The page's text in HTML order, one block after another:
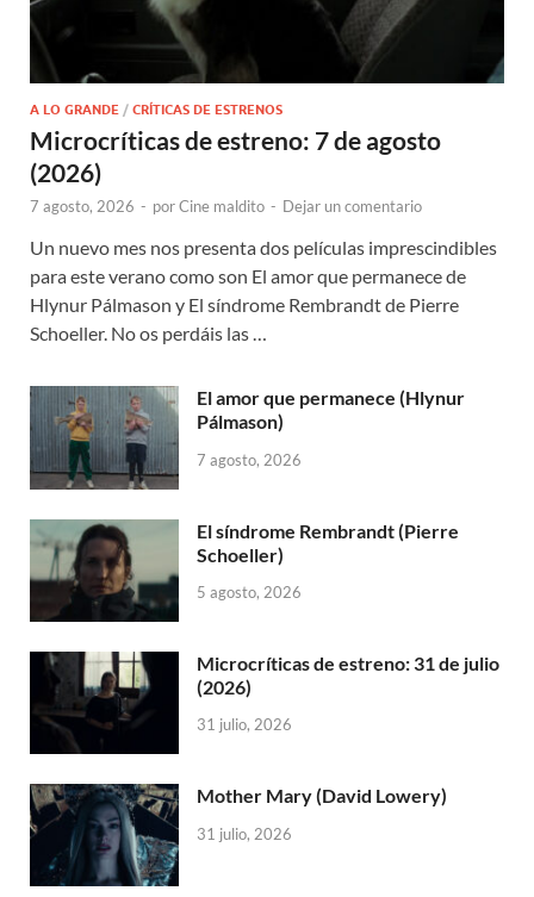
A LO GRANDE / CRÍTICAS DE ESTRENOS
Microcríticas de estreno: 7 de agosto
(2026)
7 agosto, 2026 - porCine maldito - Dejar un comentario
Un nuevo mes nos presenta dos películas imprescindibles
para este verano como son El amor que permanece de
Hlynur Pálmason y El síndrome Rembrandt de Pierre
Schoeller. No os perdáis las …
El amor que permanece (Hlynur
Pálmason)
7 agosto, 2026
El síndrome Rembrandt (Pierre
Schoeller)
5 agosto, 2026
Microcríticas de estreno: 31 de julio
(2026)
31 julio, 2026
Mother Mary (David Lowery)
31 julio, 2026